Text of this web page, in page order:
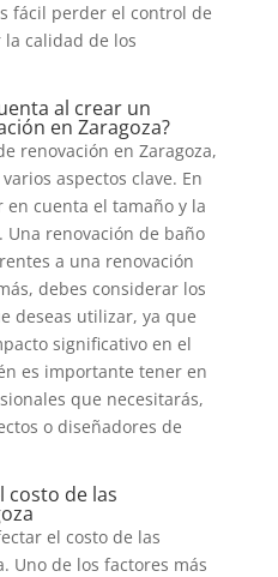
fácil perder el control de
la calidad de los
al crear un
en Zaragoza?
renovación en Zaragoza,
aspectos clave. En
cuenta el tamaño y la
renovación de baño
a una renovación
debes considerar los
deseas utilizar, ya que
significativo en el
es importante tener en
que necesitarás,
o diseñadores de
costo de las
el costo de las
Uno de los factores más